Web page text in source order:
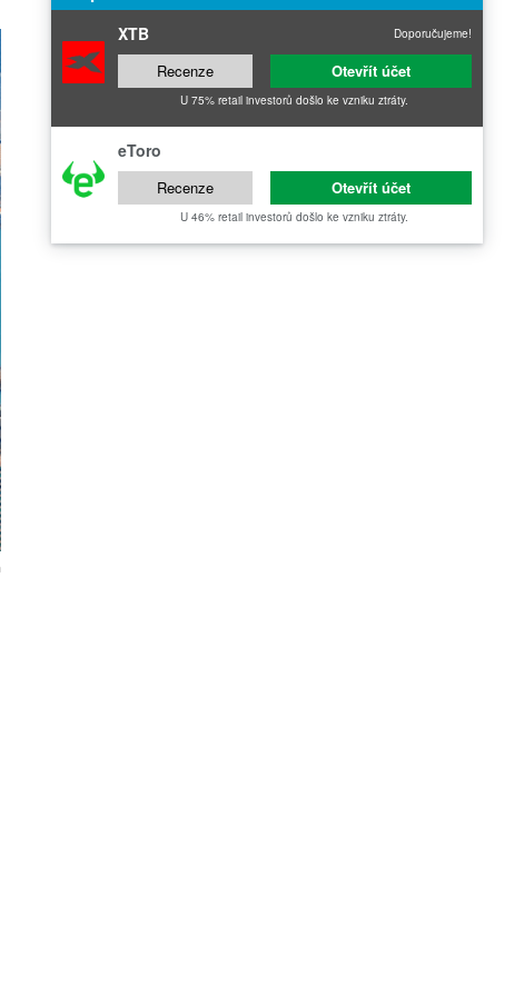
XTB Doporučujeme!
Recenze Otevřít účet
U 75% retail investorů došlo ke vzniku ztráty.
eToro
Recenze Otevřít účet
U 46% retail investorů došlo ke vzniku ztráty.